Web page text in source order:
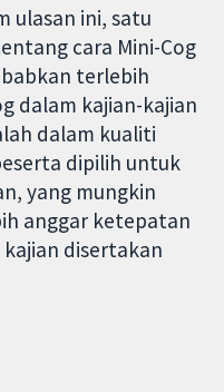
ulasan ini, satu
cara Mini-Cog
terlebih
dalam kajian-kajian
dalam kualiti
dipilih untuk
yang mungkin
anggar ketepatan
disertakan